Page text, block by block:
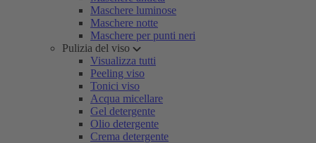
Maschere luminose
Maschere notte
Maschere per punti neri
Pulizia del viso
Visualizza tutti
Peeling viso
Tonici viso
Acqua micellare
Gel detergente
Olio detergente
Crema detergente